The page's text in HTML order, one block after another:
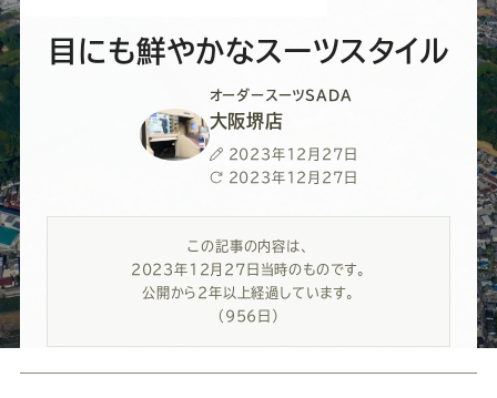
ダ
ー
ー
ー
ー
ツ
ー
ー
ツ
ー
ー
目にも鮮やかなスーツスタイル
オーダースーツSADA
大阪堺店
投
稿
2023年12月27日
最
新
日
2023年12月27日
この記事の内容は、
2023年12月27日当時のものです。
公開から2年以上経過しています。
（956日）